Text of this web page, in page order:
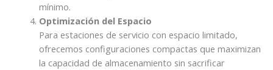
mínimo.
Optimización del Espacio
Para estaciones de servicio con espacio limitado,
ofrecemos configuraciones compactas que maximizan
la capacidad de almacenamiento sin sacrificar